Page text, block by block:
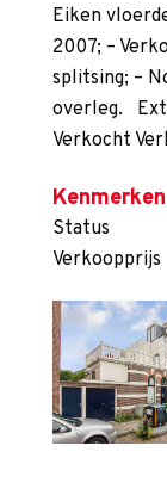
Eiken
2007; –
splitsing; –
overleg.
Verkocht
Kenmerken
Status
Verkoopprijs